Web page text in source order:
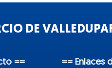
DE
== == Enlaces